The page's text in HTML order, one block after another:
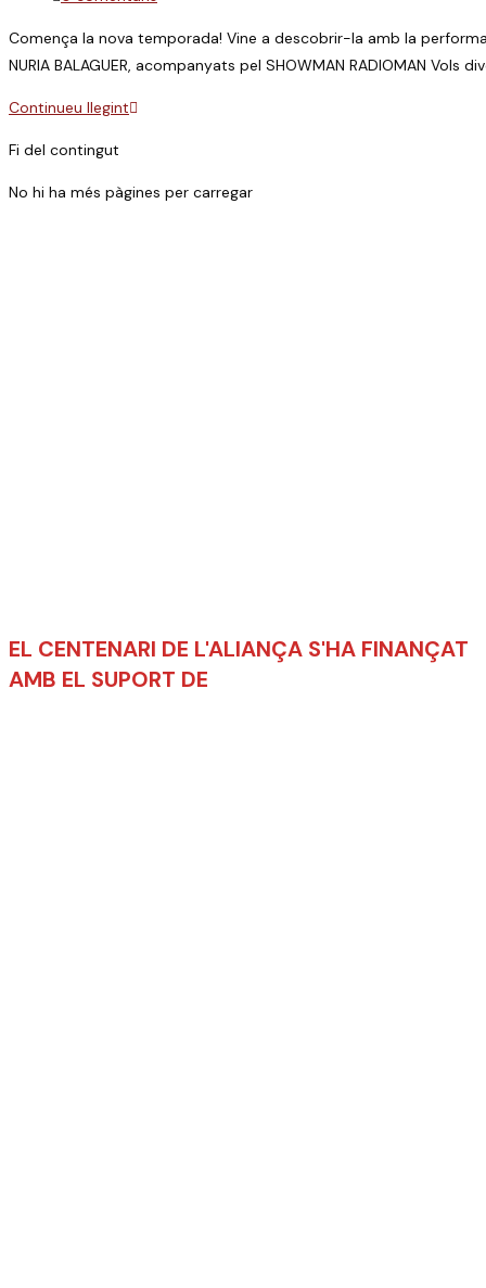
l'entrada:
Comença la nova temporada! Vine a descobrir-la amb la
NURIA BALAGUER, acompanyats pel SHOWMAN RADIOMAN
Continueu llegintCacauets.
Fi del contingut
No hi ha més pàgines per carregar
EL CENTENARI DE L'ALIANÇA S'HA FINANÇAT
AMB EL SUPORT DE